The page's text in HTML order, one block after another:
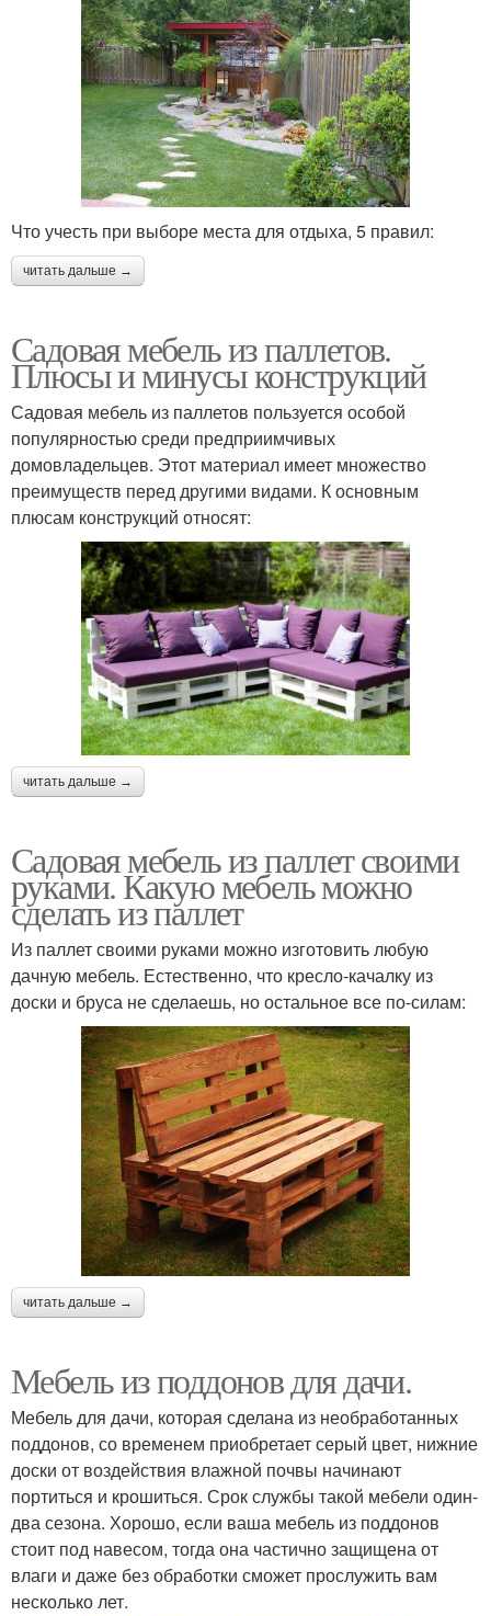
Что учесть при выборе места для отдыха, 5 правил:
читать дальше →
Садовая мебель из паллетов.
Плюсы и минусы конструкций
Садовая мебель из паллетов пользуется особой
популярностью среди предприимчивых
домовладельцев. Этот материал имеет множество
преимуществ перед другими видами. К основным
плюсам конструкций относят:
читать дальше →
Садовая мебель из паллет своими
руками. Какую мебель можно
сделать из паллет
Из паллет своими руками можно изготовить любую
дачную мебель. Естественно, что кресло-качалку из
доски и бруса не сделаешь, но остальное все по-силам:
читать дальше →
Мебель из поддонов для дачи.
Мебель для дачи, которая сделана из необработанных
поддонов, со временем приобретает серый цвет, нижние
доски от воздействия влажной почвы начинают
портиться и крошиться. Срок службы такой мебели один-
два сезона. Хорошо, если ваша мебель из поддонов
стоит под навесом, тогда она частично защищена от
влаги и даже без обработки сможет прослужить вам
несколько лет.